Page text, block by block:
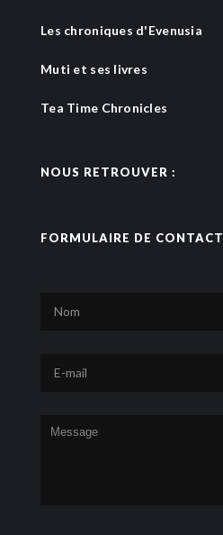
Les chroniques d'Evenusia
Muti et ses livres
Tea Time Chronicles
NOUS RETROUVER :
FORMULAIRE DE CONTACT